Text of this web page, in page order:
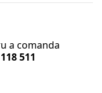
a comanda
511